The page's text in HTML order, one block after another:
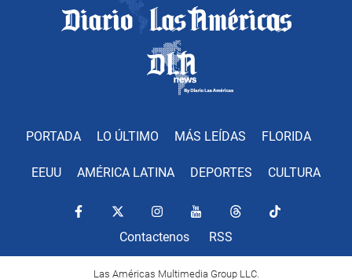
PORTADA LO ÚLTIMO MÁS LEÍDAS FLORIDA
EEUU AMÉRICA LATINA DEPORTES CULTURA
Contactenos RSS
Las Américas Multimedia Group LLC.